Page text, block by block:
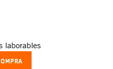
laborables